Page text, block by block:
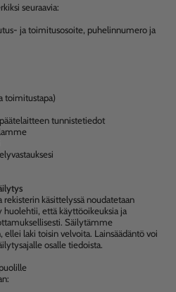
seuraavia:
ja toimitusosoite, puhelinnumero ja
toimitustapa)
tunnistetiedot
käsittelyssä noudatetaan
että käyttöoikeuksia ja
Säilytämme
laki toisin velvoita. Lainsäädäntö voi
osalle tiedoista.